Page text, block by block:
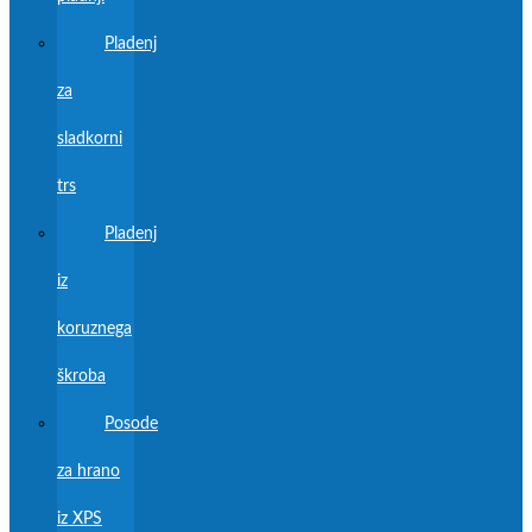
Pladenj
za
sladkorni
trs
Pladenj
iz
koruznega
škroba
Posode
za hrano
iz XPS